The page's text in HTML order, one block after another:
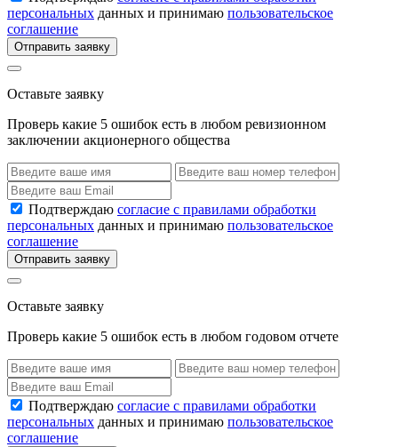
персональных данных и принимаю пользовательское
соглашение
Отправить заявку
Оставьте заявку
Проверь какие 5 ошибок есть в любом ревизионном
заключении акционерного общества
Подтверждаю согласие с правилами обработки
персональных данных и принимаю пользовательское
соглашение
Отправить заявку
Оставьте заявку
Проверь какие 5 ошибок есть в любом годовом отчете
Подтверждаю согласие с правилами обработки
персональных данных и принимаю пользовательское
соглашение